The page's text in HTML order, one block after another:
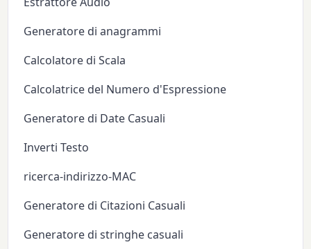
Generatore di anagrammi
Calcolatore di Scala
Calcolatrice del Numero d'Espressione
Generatore di Date Casuali
Inverti Testo
ricerca-indirizzo-MAC
Generatore di Citazioni Casuali
Generatore di stringhe casuali